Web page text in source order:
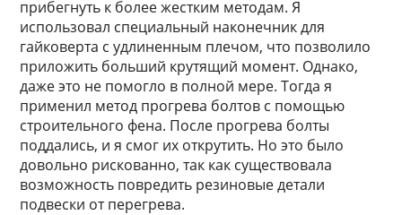
прибегнуть к более жестким методам. Я
использовал специальный наконечник для
гайковерта с удлиненным плечом, что позволило
приложить больший крутящий момент. Однако,
даже это не помогло в полной мере. Тогда я
применил метод прогрева болтов с помощью
строительного фена. После прогрева болты
поддались, и я смог их открутить. Но это было
довольно рискованно, так как существовала
возможность повредить резиновые детали
подвески от перегрева.